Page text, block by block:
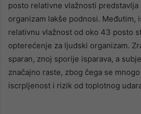
posto relativne vlažnosti
organizam lakše podnosi. Međutim,
relativnu vlažnost od oko 43 posto
opterećenje za ljudski organizam.
sparan, znoj sporije isparava, a
značajno raste, zbog čega se
iscrpljenost i rizik od toplotnog